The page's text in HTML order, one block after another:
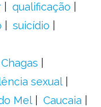
qualificação
suicídio
sexual
Mel
Caucaia